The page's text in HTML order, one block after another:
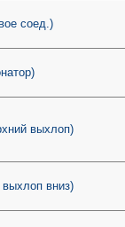
соед.)
выхлоп)
вниз)